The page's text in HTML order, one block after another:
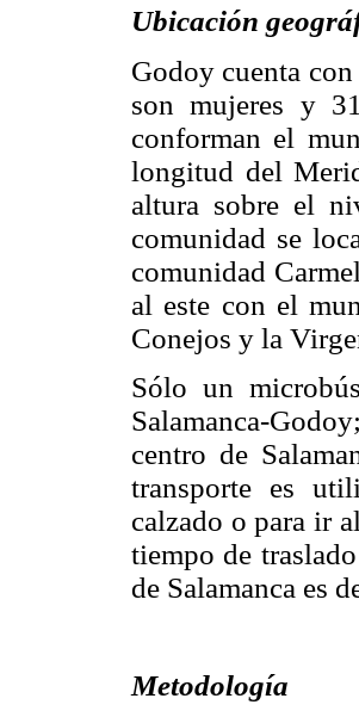
Ubicación
Godoy cuenta
son mujeres y
conforman el
longitud del
altura sobre el
comunidad se
comunidad
al este con el
Conejos y la
Sólo un
Salamanca-
centro de
transporte es
calzado o para ir
tiempo de
de Salamanca es
Metodología